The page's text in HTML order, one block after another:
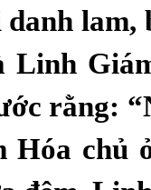
lam,
Linh
rằng:
Hóa chủ